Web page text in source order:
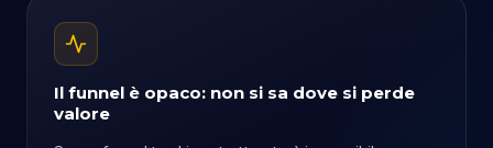
Il funnel è opaco: non si sa dove si perde
valore